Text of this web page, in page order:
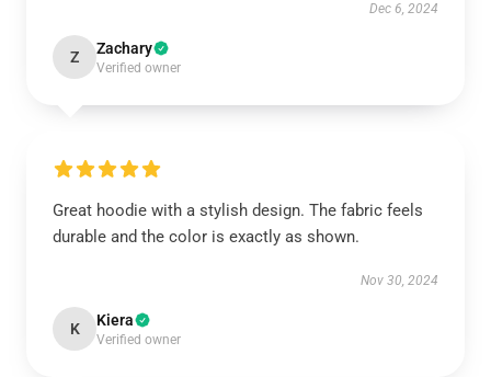
Dec 6, 2024
Z Zachary
Verified owner
Great hoodie with a stylish design. The fabric feels
durable and the color is exactly as shown.
Nov 30, 2024
K Kiera
Verified owner